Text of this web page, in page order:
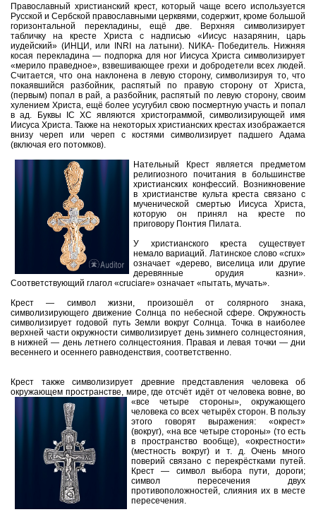
Православный христианский крест, который чаще всего используется
Русской и Сербской православными церквями, содержит, кроме большой
горизонтальной перекладины, ещё две. Верхняя символизирует
табличку на кресте Христа с надписью «Иисус назарянин, царь
иудейский» (ИНЦИ, или INRI на латыни). NИКА- Победитель. Нижняя
косая перекладина — подпорка для ног Иисуса Христа символизирует
«мерило праведное», взвешивающее грехи и добродетели всех людей.
Считается, что она наклонена в левую сторону, символизируя то, что
покаявшийся разбойник, распятый по правую сторону от Христа,
(первым) попал в рай, а разбойник, распятый по левую сторону, своим
хулением Христа, ещё более усугубил свою посмертную участь и попал
в ад. Буквы ІС ХС являются христограммой, символизирующей имя
Иисуса Христа. Также на некоторых христианских крестах изображается
внизу череп или череп с костями символизирует падшего Адама
(включая его потомков).
Нательный Крест является предметом
религиозного почитания в большинстве
христианских конфессий. Возникновение
в христианстве культа креста связано с
мученической смертью Иисуса Христа,
которую он принял на кресте по
приговору Понтия Пилата.
У христианского креста существует
немало вариаций. Латинское слово «crux»
означает «дерево, виселица или другие
деревянные орудия казни».
Соответствующий глагол «cruciare» означает «пытать, мучать».
Крест — символ жизни, произошёл от солярного знака,
символизирующего движение Солнца по небесной сфере. Окружность
символизирует годовой путь Земли вокруг Солнца. Точка в наиболее
верхней части окружности символизирует день зимнего солнцестояния,
в нижней — день летнего солнцестояния. Правая и левая точки — дни
весеннего и осеннего равноденствия, соответственно.
Крест также символизирует древние представления человека об
окружающем пространстве, мире, где отсчёт идёт от человека вовне, во
«все четыре стороны», окружающего
человека со всех четырёх сторон. В пользу
этого говорят выражения: «окрест»
(вокруг), «на все четыре стороны» (то есть
в пространство вообще), «окрестности»
(местность вокруг) и т. д. Очень много
поверий связано с перекрёстками путей.
Крест — символ выбора пути, дороги;
символ пересечения двух
противоположностей, слияния их в месте
пересечения.